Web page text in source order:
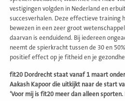
vestigingen volgden in Nederland en
succesverhalen. Deze effectieve training
bewezen in een zeer groot
daarvan is eenduidend. Bij iedereen
neemt de spierkracht tussen de 30 en
positief effect op je fitheid en je
fit20 Dordrecht staat vanaf 1 maart
Aakash Kapoor die uitkijkt naar de start
‘Voor mij is fit20 meer dan alleen sporten.